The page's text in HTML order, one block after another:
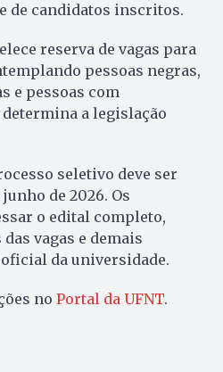
de candidatos inscritos.
reserva de vagas para
pessoas negras,
e pessoas com
a legislação
seletivo deve ser
de 2026. Os
o edital completo,
vagas e demais
da universidade.
no Portal da UFNT.